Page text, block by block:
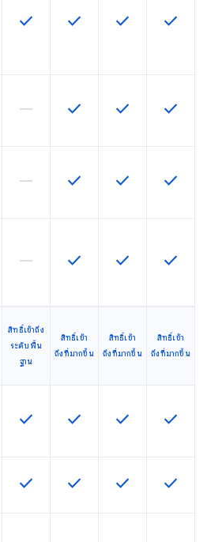
ฟีเจอร์นี้ใช้ได้กับ SKU
check ฟีเจอร์นี้ใช้ได้กับ SKU
check ฟีเจอร์นี้ใช้ได้กับ
check ฟีเจอร์นี้
check
ฟีเจอร์นี้ใช้ไม่ได้กับ SKU นี้
horizontal_rule ฟีเจอร์นี้ใช้ได้กับ SKU
check ฟีเจอร์นี้ใช้ได้กับ
check ฟีเจอร์นี้
check
ฟีเจอร์นี้ใช้ไม่ได้กับ SKU นี้
horizontal_rule ฟีเจอร์นี้ใช้ได้กับ SKU
check ฟีเจอร์นี้ใช้ได้กับ
check ฟีเจอร์นี้
check
ฟีเจอร์นี้ใช้ไม่ได้กับ SKU นี้
horizontal_rule ฟีเจอร์นี้ใช้ได้กับ SKU
check ฟีเจอร์นี้ใช้ได้กับ
check ฟีเจอร์นี้
check
สิทธิ์เข้าถึง
ระดับพื้น
ฐาน
สิทธิ์เข้า
ถึงที่มากขึ้น
สิทธิ์เข้า
ถึงที่มากขึ้น
สิทธิ์เข้า
ถึงที่มากขึ้น
ฟีเจอร์นี้ใช้ได้กับ SKU
check ฟีเจอร์นี้ใช้ได้กับ SKU
check ฟีเจอร์นี้ใช้ได้กับ
check ฟีเจอร์นี้
check
ฟีเจอร์นี้ใช้ได้กับ SKU
check ฟีเจอร์นี้ใช้ได้กับ SKU
check ฟีเจอร์นี้ใช้ได้กับ
check ฟีเจอร์นี้
check